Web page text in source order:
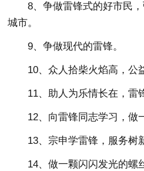
8、争做雷锋式的好市民，
城市。
9、争做现代的雷锋。
10、众人拾柴火焰高，公益
11、助人为乐情长在，雷锋
12、向雷锋同志学习，做一
13、宗申学雷锋，服务树新
14、做一颗闪闪发光的螺丝